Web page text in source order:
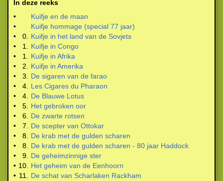
In deze reeks
•
Kuifje en de maan
•
Kuifje hommage (special 77 jaar)
•
0.
Kuifje in het land van de Sovjets
•
1.
Kuifje in Congo
•
1.
Kuifje in Afrika
•
2.
Kuifje in Amerika
•
3.
De sigaren van de farao
•
4.
Les Cigares du Pharaon
•
4.
De Blauwe Lotus
•
5.
Het gebroken oor
•
6.
De zwarte rotsen
•
7.
De scepter van Ottokar
•
8.
De krab met de gulden scharen
•
8.
De krab met de gulden scharen - 80 jaar Haddock
•
9.
De geheimzinnige ster
• 10.
Het geheim van de Eenhoorn
• 11.
De schat van Scharlaken Rackham